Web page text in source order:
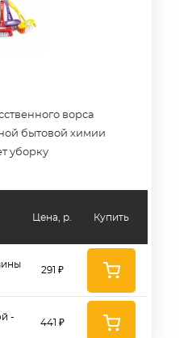
ворса
бытовой химии
уборку
-
Цена, р.
291 ₽
441 ₽
Купить